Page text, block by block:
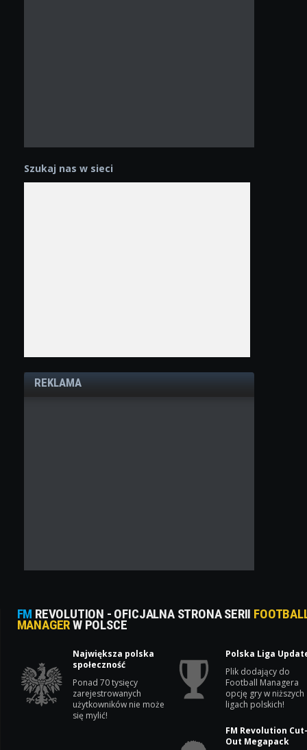
Szukaj nas w sieci
REKLAMA
FM REVOLUTION - OFICJALNA STRONA SERII
MANAGERW POLSCE
Największa polska
społeczność
Ponad 70 tysięcy
zarejestrowanych
użytkowników nie może
się mylić!
Polska Liga
Plik dodający do
Football Managera
opcję gry w niższych
ligach polskich!
FM Revolution
Out Megapack